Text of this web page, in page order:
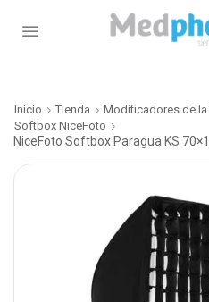
Inicio Tienda Modificadores de la
Softbox NiceFoto
NiceFoto Softbox Paragua KS